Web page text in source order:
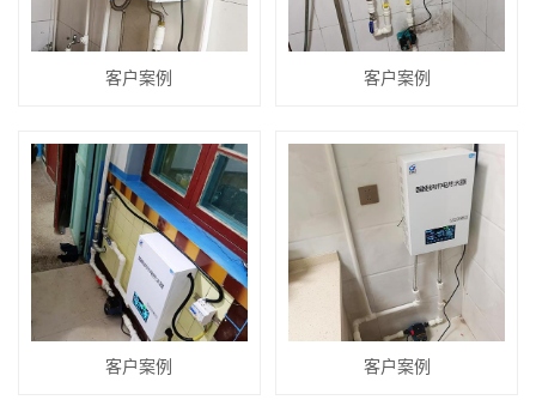
客户案例 客户案例
客户案例 客户案例